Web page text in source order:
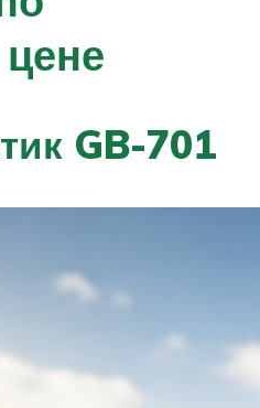
GB-701